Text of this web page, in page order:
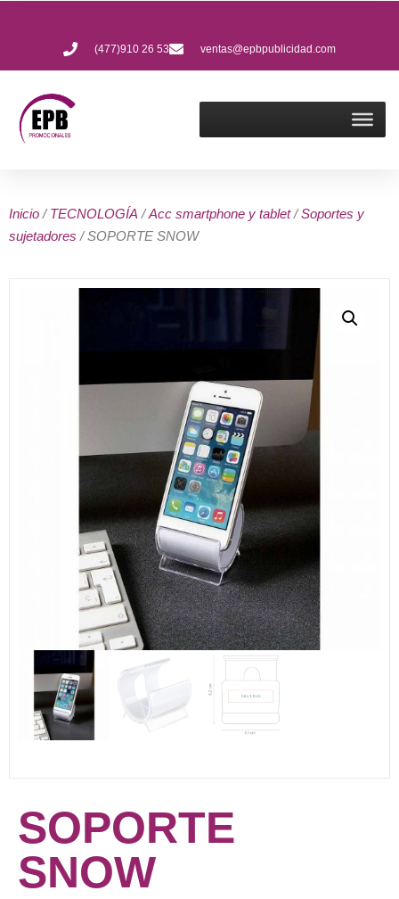
(477)910 26 53 ventas@epbpublicidad.com
Inicio /TECNOLOGÍA /Acc smartphone y tablet/Soportes y
sujetadores / SOPORTE SNOW
SOPORTE
SNOW